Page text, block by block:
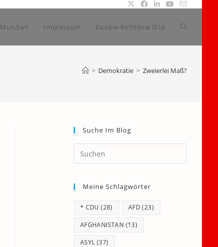
Mundart Impressum Cookie-Richtlinie (EU) Website-
> Demokratie > Zweierlei Maß?
Suche Im Blog
Escape
Meine Schlagwörter
* CDU (28) AFD (23)
AFGHANISTAN (13)
ASYL (37)